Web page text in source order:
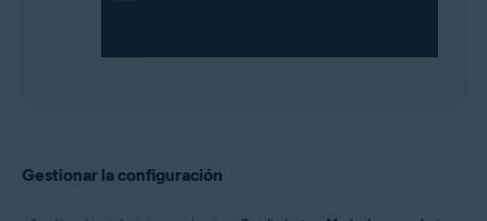
Gestionar la configuración